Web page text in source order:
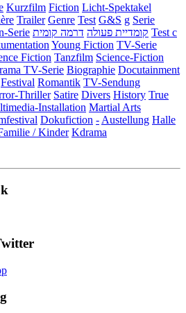
Kurzfilm Fiction Licht-Spektakel
Trailer Genre Test G&S g Serie
Serie קומדיית פעולה דרמה קומית
Test c
Young Fiction TV-Serie
Fiction Tanzfilm Science-Fiction
TV-Serie Biographie Docutainment
Festival Romantik TV-Sendung
Thriller Satire Divers History True
Installation Martial Arts
Dokufiction - Austellung Halle
/ Kinder Kdrama